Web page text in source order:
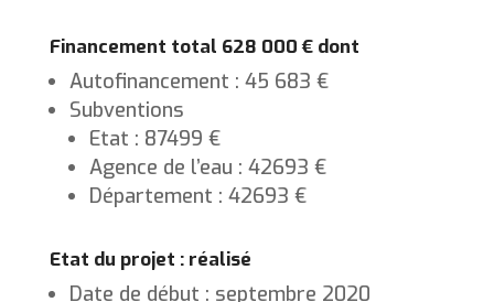
Financement total 628 000 € dont
Autofinancement : 45 683 €
Subventions
Etat : 87499 €
Agence de l’eau : 42693 €
Département : 42693 €
Etat du projet : réalisé
Date de début : septembre 2020